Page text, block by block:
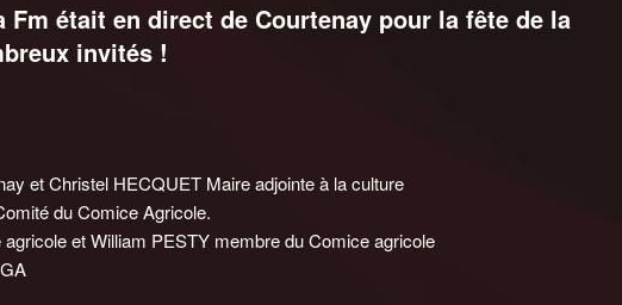
Fm était en direct de Courtenay pour la fête de la
invités !
et Christel HECQUET Maire adjointe à la culture
du Comice Agricole.
et William PESTY membre du Comice agricole